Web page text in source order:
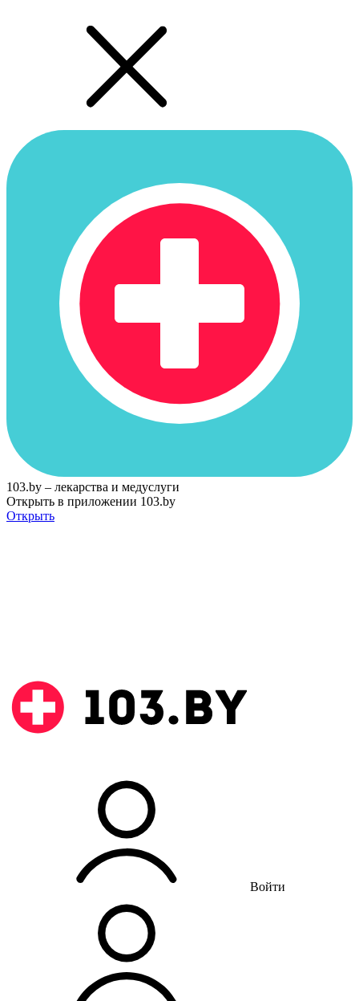
103.by – лекарства и медуслуги
Открыть в приложении 103.by
Открыть
Войти